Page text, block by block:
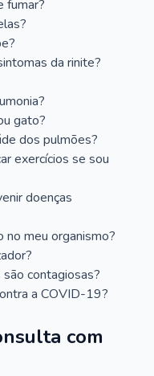
fumar?
da rinite?
gato?
dos pulmões?
exercícios se sou
doenças
no meu organismo?
contagiosas?
a COVID-19?
com